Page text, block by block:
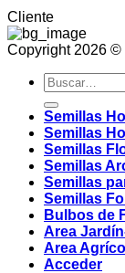
Cliente
Copyright 2026 ©
Buscar
por:
Semillas
Semillas
Semillas
Semillas
Semillas
Semillas
Bulbos de
Area
Area
Acceder